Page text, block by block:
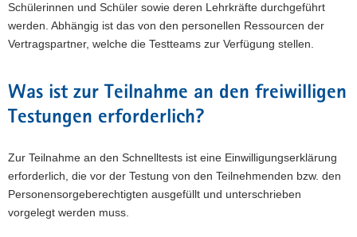
Schülerinnen und Schüler sowie deren Lehrkräfte durchgeführt
werden. Abhängig ist das von den personellen Ressourcen der
Vertragspartner, welche die Testteams zur Verfügung stellen.
Was ist zur Teilnahme an den freiwilligen
Testungen erforderlich?
Zur Teilnahme an den Schnelltests ist eine Einwilligungserklärung
erforderlich, die vor der Testung von den Teilnehmenden bzw. den
Personensorgeberechtigten ausgefüllt und unterschrieben
vorgelegt werden muss.